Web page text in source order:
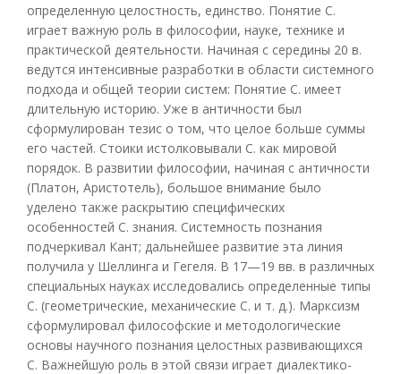
определенную целостность, единство. Понятие С.
играет важную роль в философии, науке, технике и
практической деятельности. Начиная с середины 20 в.
ведутся интенсивные разработки в области системного
подхода и общей теории систем: Понятие С. имеет
длительную историю. Уже в античности был
сформулирован тезис о том, что целое больше суммы
его частей. Стоики истолковывали С. как мировой
порядок. В развитии философии, начиная с античности
(Платон, Аристотель), большое внимание было
уделено также раскрытию специфических
особенностей С. знания. Системность познания
подчеркивал Кант; дальнейшее развитие эта линия
получила у Шеллинга и Гегеля. В 17—19 вв. в различных
специальных науках исследовались определенные типы
С. (геометрические, механические С. и т. д.). Марксизм
сформулировал философские и методологические
основы научного познания целостных развивающихся
С. Важнейшую роль в этой связи играет диалектико-